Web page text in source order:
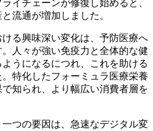
イチェーンが修復し始めると、
流通が増加しました。
る興味深い変化は、予防医療へ
人々が強い免疫力と全体的な健
うになるにつれ、これを助ける
特化したフォーミュラ医療栄養
知られ、より幅広い消費者層を
つの要因は、急速なデジタル変